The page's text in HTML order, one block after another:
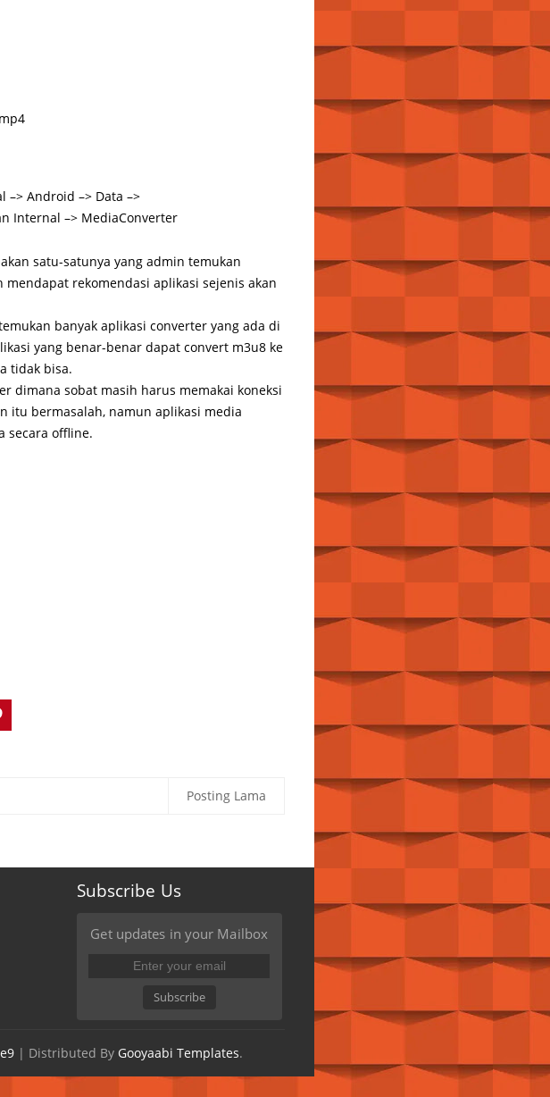
Android –> Data –>
Internal –> MediaConverter
satu-satunya yang admin temukan
rekomendasi aplikasi sejenis akan
banyak aplikasi converter yang ada di
yang benar-benar dapat convert m3u8 ke
tidak bisa.
dimana sobat masih harus memakai koneksi
itu bermasalah, namun aplikasi media
secara offline.
Posting Lama
Subscribe Us
Get updates in your Mailbox
Subscribe
| Distributed By Gooyaabi Templates.